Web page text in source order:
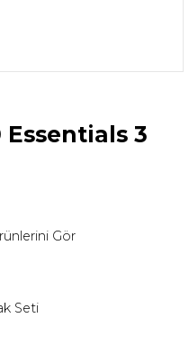
3
Gör
Seti